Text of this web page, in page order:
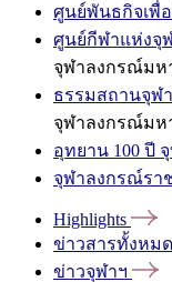
ศูนย์พันธกิจเพื่
ศูนย์กีฬาแห่งจุ
จุฬาลงกรณ์มห
ธรรมสถานจุฬ
จุฬาลงกรณ์มห
อุทยาน 100 ปี
จุฬาลงกรณ์รา
Highlights
ข่าวสารทั้งหมด
ข่าวจุฬาฯ